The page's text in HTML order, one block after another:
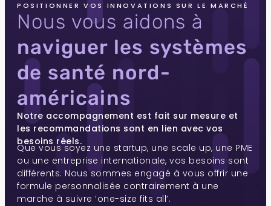
POSITIONNER VOS INNOVATIONS SUR LE MARCHÉ
Nous vous aidons à
naviguer les systèmes
de santé nord-
américains
Notre accompagnement est fait sur mesure et
les recommandations sont en lien avec vos
besoins réels.
Que vous soyez une startup, une scale up, une PME
ou une entreprise internationale, vos besoins sont
différents. Nous sommes engagé à vous offrir une
formule personnalisée contrairement à une
marche à suivre ‘one-size fits all’.